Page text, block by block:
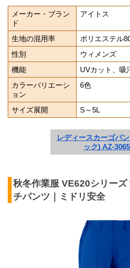
メーカー・ブラン
ド
アイトス
生地の混用率
ポリエステル
性別
ウィメンズ
機能
UVカット、吸
カラーバリエーシ
ョン
6色
サイズ展開 S～5L
レディースカーゴパ
ック) AZ-
秋冬作業服 VE620シリーズ
チパンツ｜ミドリ安全